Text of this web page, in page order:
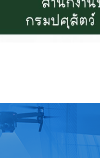
ก่ราษฎรผู้เลี้ยงสัตว์เลี้ยง ที่ได้